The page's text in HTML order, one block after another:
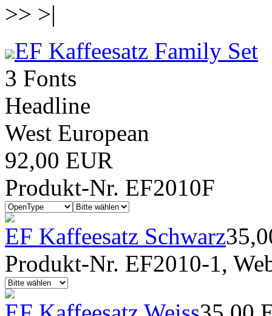
>> >|
EF Kaffeesatz Family Set
3 Fonts
Headline
West European
92,00 EUR
Produkt-Nr. EF2010F
EF Kaffeesatz Schwarz
Produkt-Nr. EF2010-1,